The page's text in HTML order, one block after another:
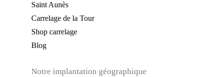
Saint Aunès
Carrelage de la Tour
Shop carrelage
Blog
Notre implantation géographique